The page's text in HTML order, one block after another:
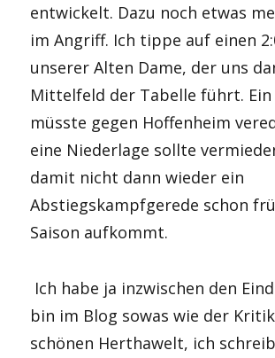
entwickelt. Dazu noch etwas
im Angriff. Ich tippe auf einen
unserer Alten Dame, der uns
Mittelfeld der Tabelle führt. Ein
müsste gegen Hoffenheim
eine Niederlage sollte
damit nicht dann wieder ein
Abstiegskampfgerede schon
Saison aufkommt.
Ich habe ja inzwischen den
bin im Blog sowas wie der
schönen Herthawelt, ich